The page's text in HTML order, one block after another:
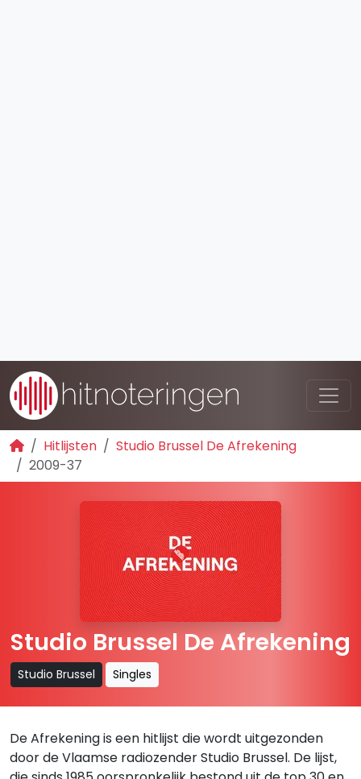
Hitlijsten
Studio Brussel De Afrekening
2009-37
Studio Brussel De Afrekening
Studio Brussel Singles
De Afrekening is een hitlijst die wordt uitgezonden
door de Vlaamse radiozender Studio Brussel. De lijst,